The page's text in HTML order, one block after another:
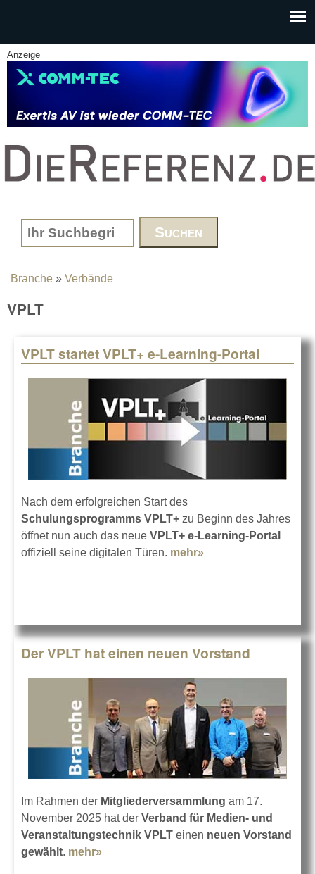
Anzeige
www.DieReferenz.de
Search form
You are here
Branche » Verbände
VPLT
VPLT startet VPLT+ e-Learning-Portal
Nach dem erfolgreichen Start des
Schulungsprogramms VPLT+ zu Beginn des Jahres
öffnet nun auch das neue VPLT+ e-Learning-Portal
offiziell seine digitalen Türen. mehr»
Der VPLT hat einen neuen Vorstand
Im Rahmen der Mitgliederversammlung am 17.
November 2025 hat der Verband für Medien- und
Veranstaltungstechnik VPLT einen neuen Vorstand
gewählt. mehr»